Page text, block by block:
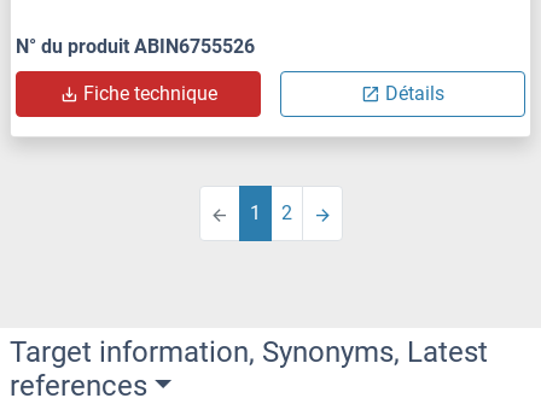
N° du produit ABIN6755526
Fiche technique Détails
1 2
Target information, Synonyms, Latest
references